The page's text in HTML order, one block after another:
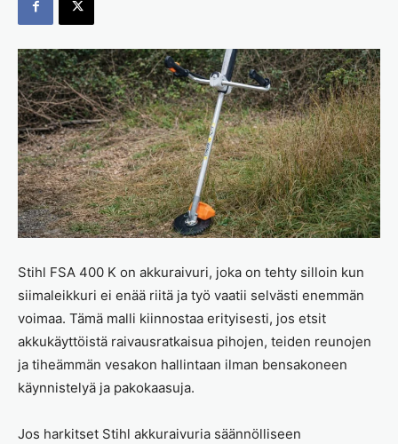
Stihl FSA 400 K on akkuraivuri, joka on tehty silloin kun
siimaleikkuri ei enää riitä ja työ vaatii selvästi enemmän
voimaa. Tämä malli kiinnostaa erityisesti, jos etsit
akkukäyttöistä raivausratkaisua pihojen, teiden reunojen
ja tiheämmän vesakon hallintaan ilman bensakoneen
käynnistelyä ja pakokaasuja.
Jos harkitset Stihl akkuraivuria säännölliseen